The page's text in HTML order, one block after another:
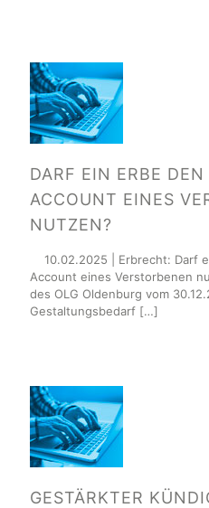
DARF EIN ERBE
ACCOUNT EINES
NUTZEN?
10.02.2025 | Erbrecht: Darf
Account eines Verstorbenen
des OLG Oldenburg vom
Gestaltungsbedarf […]
GESTÄRKTER